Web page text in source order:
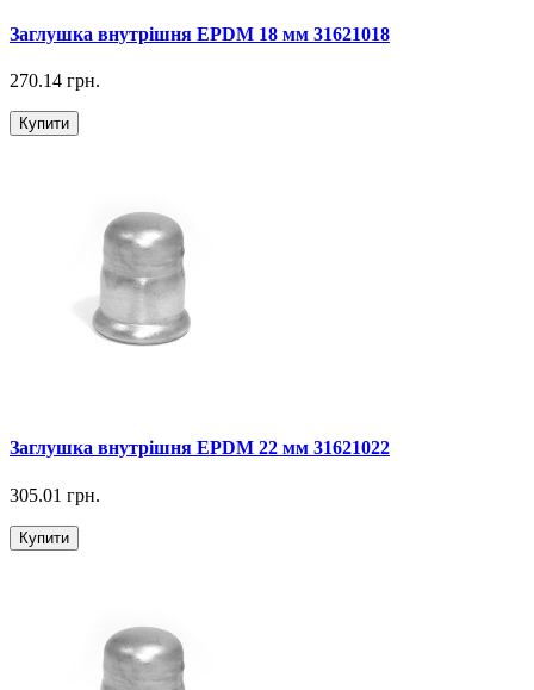
Заглушка внутрішня EPDM 18 мм 31621018
270.14 грн.
Купити
Заглушка внутрішня EPDM 22 мм 31621022
305.01 грн.
Купити